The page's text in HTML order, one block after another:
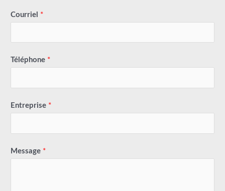
Courriel *
Téléphone *
Entreprise *
Message *